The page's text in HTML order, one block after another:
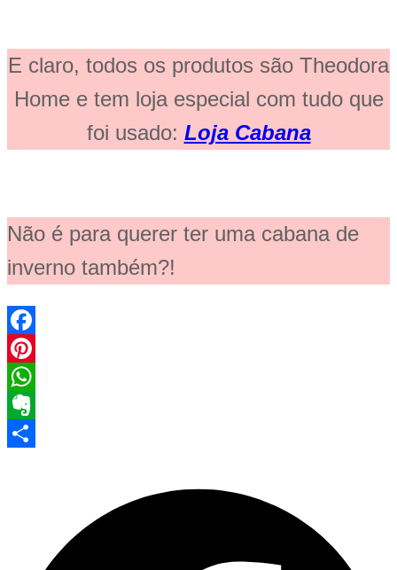
E claro, todos os produtos são Theodora
Home e tem loja especial com tudo que
foi usado: Loja Cabana
Não é para querer ter uma cabana de
inverno também?!
Facebook
Pinterest
WhatsApp
Evernote